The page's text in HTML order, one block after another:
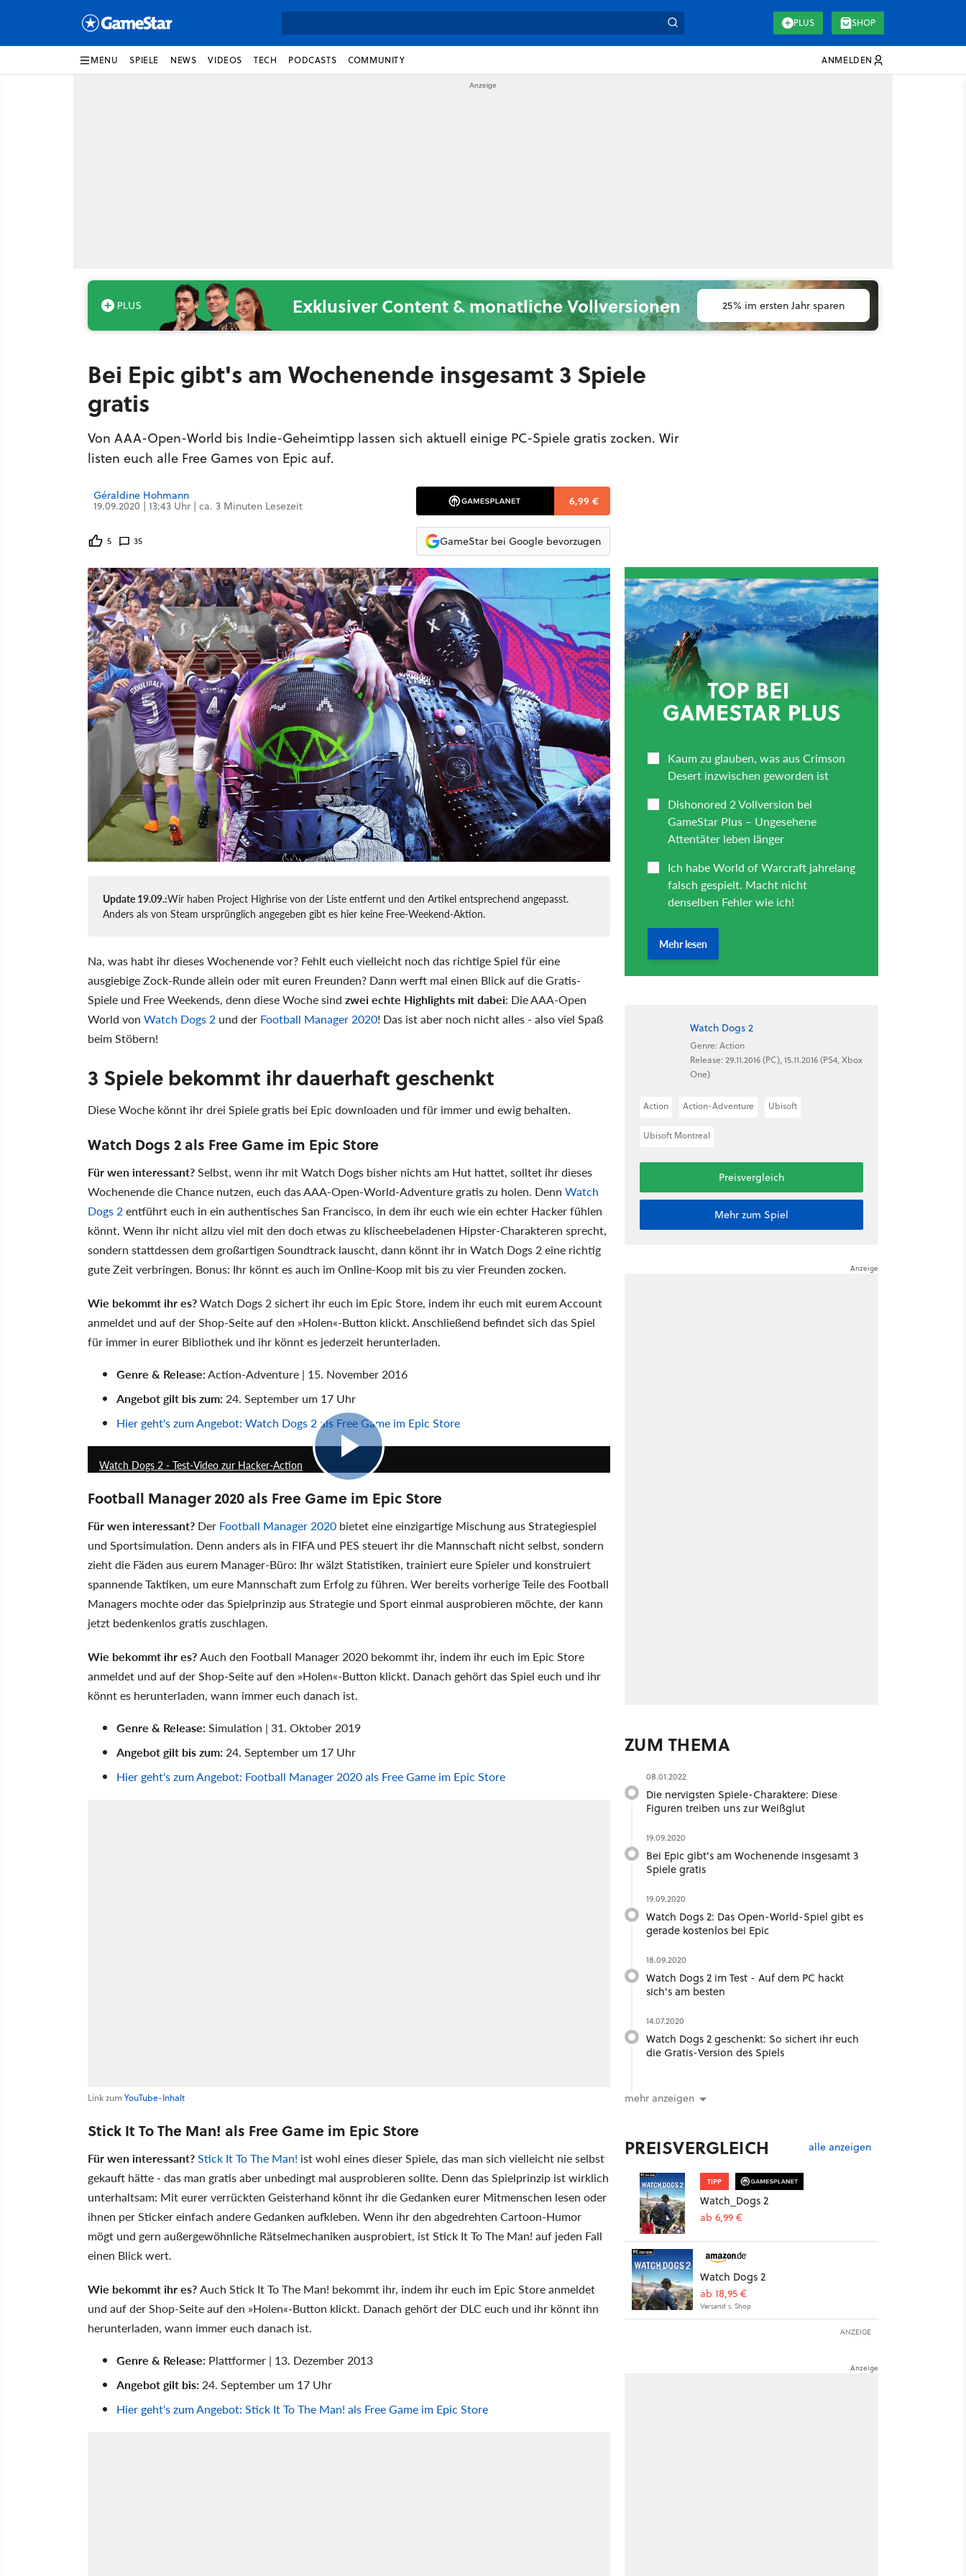
PLUS SHOP
MENU SPIELE NEWS VIDEOS TECH PODCASTS COMMUNITY ANMELDEN
Exklusiver Content & monatliche Vollversionen 25% im ersten Jahr sparen
Bei Epic gibt's am Wochenende insgesamt 3 Spiele
gratis
Von AAA-Open-World bis Indie-Geheimtipp lassen sich aktuell einige PC-Spiele gratis zocken. Wir
listen euch alle Free Games von Epic auf.
Géraldine Hohmann
19.09.2020 | 13:43 Uhr | ca. 3 Minuten Lesezeit
5 35
6,99 €
GameStar bei Google bevorzugen
Update 19.09.:Wir haben Project Highrise von der Liste entfernt und den Artikel entsprechend angepasst.
Anders als von Steam ursprünglich angegeben gibt es hier keine Free-Weekend-Aktion.
Na, was habt ihr dieses Wochenende vor? Fehlt euch vielleicht noch das richtige Spiel für eine
ausgiebige Zock-Runde allein oder mit euren Freunden? Dann werft mal einen Blick auf die Gratis-
Spiele und Free Weekends, denn diese Woche sind zwei echte Highlights mit dabei: Die AAA-Open
World von Watch Dogs 2 und der Football Manager 2020! Das ist aber noch nicht alles - also viel Spaß
beim Stöbern!
3 Spiele bekommt ihr dauerhaft geschenkt
Diese Woche könnt ihr drei Spiele gratis bei Epic downloaden und für immer und ewig behalten.
Watch Dogs 2 als Free Game im Epic Store
Für wen interessant?Selbst, wenn ihr mit Watch Dogs bisher nichts am Hut hattet, solltet ihr dieses
Wochenende die Chance nutzen, euch das AAA-Open-World-Adventure gratis zu holen. Denn Watch
Dogs 2entführt euch in ein authentisches San Francisco, in dem ihr euch wie ein echter Hacker fühlen
könnt. Wenn ihr nicht allzu viel mit den doch etwas zu klischeebeladenen Hipster-Charakteren sprecht,
sondern stattdessen dem großartigen Soundtrack lauscht, dann könnt ihr in Watch Dogs 2 eine richtig
gute Zeit verbringen. Bonus: Ihr könnt es auch im Online-Koop mit bis zu vier Freunden zocken.
Wie bekommt ihr es?Watch Dogs 2 sichert ihr euch im Epic Store, indem ihr euch mit eurem Account
anmeldet und auf der Shop-Seite auf den »Holen«-Button klickt. Anschließend befindet sich das Spiel
für immer in eurer Bibliothek und ihr könnt es jederzeit herunterladen.
Genre & Release:Action-Adventure | 15. November 2016
Angebot gilt bis zum:24. September um 17 Uhr
Hier geht's zum Angebot: Watch Dogs 2 als Free Game im Epic Store
Watch Dogs 2 - Test-Video zur Hacker-Action
Football Manager 2020 als Free Game im Epic Store
Für wen interessant? Der Football Manager 2020 bietet eine einzigartige Mischung aus Strategiespiel
und Sportsimulation. Denn anders als in FIFA und PES steuert ihr die Mannschaft nicht selbst, sondern
zieht die Fäden aus eurem Manager-Büro: Ihr wälzt Statistiken, trainiert eure Spieler und konstruiert
spannende Taktiken, um eure Mannschaft zum Erfolg zu führen. Wer bereits vorherige Teile des Football
Managers mochte oder das Spielprinzip aus Strategie und Sport einmal ausprobieren möchte, der kann
jetzt bedenkenlos gratis zuschlagen.
Wie bekommt ihr es?Auch den Football Manager 2020 bekommt ihr, indem ihr euch im Epic Store
anmeldet und auf der Shop-Seite auf den »Holen«-Button klickt. Danach gehört das Spiel euch und ihr
könnt es herunterladen, wann immer euch danach ist.
Genre & Release:Simulation | 31. Oktober 2019
Angebot gilt bis zum:24. September um 17 Uhr
Hier geht's zum Angebot: Football Manager 2020 als Free Game im Epic Store
Link zum YouTube-Inhalt
Stick It To The Man! als Free Game im Epic Store
Für wen interessant?Stick It To The Man! ist wohl eines dieser Spiele, das man sich vielleicht nie selbst
gekauft hätte - das man gratis aber unbedingt mal ausprobieren sollte. Denn das Spielprinzip ist wirklich
unterhaltsam: Mit eurer verrückten Geisterhand könnt ihr die Gedanken eurer Mitmenschen lesen oder
ihnen per Sticker einfach andere Gedanken aufkleben. Wenn ihr den abgedrehten Cartoon-Humor
mögt und gern außergewöhnliche Rätselmechaniken ausprobiert, ist Stick It To The Man! auf jeden Fall
einen Blick wert.
Wie bekommt ihr es?Auch Stick It To The Man! bekommt ihr, indem ihr euch im Epic Store anmeldet
und auf der Shop-Seite auf den »Holen«-Button klickt. Danach gehört der DLC euch und ihr könnt ihn
herunterladen, wann immer euch danach ist.
Genre & Release: Plattformer | 13. Dezember 2013
Angebot gilt bis:24. September um 17 Uhr
Hier geht's zum Angebot: Stick It To The Man! als Free Game im Epic Store
Watch Dogs 2
Genre: Action
Release: 29.11.2016 (PC), 15.11.2016 (PS4, Xbox
One)
Action Action-Adventure Ubisoft
Ubisoft Montreal
Preisvergleich
Mehr zum Spiel
ZUM THEMA
08.01.2022
Die nervigsten Spiele-Charaktere: Diese
Figuren treiben uns zur Weißglut
19.09.2020
Bei Epic gibt's am Wochenende insgesamt 3
Spiele gratis
19.09.2020
Watch Dogs 2: Das Open-World-Spiel gibt es
gerade kostenlos bei Epic
18.09.2020
Watch Dogs 2 im Test - Auf dem PC hackt
sich's am besten
14.07.2020
Watch Dogs 2 geschenkt: So sichert ihr euch
die Gratis-Version des Spiels
mehr anzeigen
PREISVERGLEICH alle anzeigen
TIPP
Watch_Dogs 2
ab 6,99 €
Watch Dogs 2
ab 18,95 €
Versand s. Shop
ANZEIGE